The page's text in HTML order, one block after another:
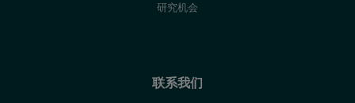
研究机会
联系我们